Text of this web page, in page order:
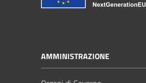
AMMINISTRAZIONE